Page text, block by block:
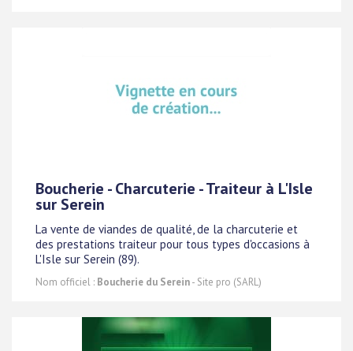
Boucherie - Charcuterie - Traiteur à L'Isle
sur Serein
La vente de viandes de qualité, de la charcuterie et
des prestations traiteur pour tous types d'occasions à
L'Isle sur Serein (89).
Nom officiel : Boucherie du Serein- Site pro (SARL)